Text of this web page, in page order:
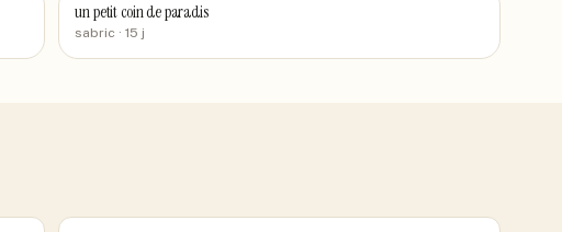
un petit coin de paradis
sabric · 15 j